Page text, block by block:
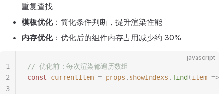
重复查找
模板优化：简化条件判断，提升渲染性能
内存优化：优化后的组件内存占用减少约 30%
javascript
// 优化前：每次渲染都遍历数组
const currentItem = props . showIndexs . find (item =>
1
2
3